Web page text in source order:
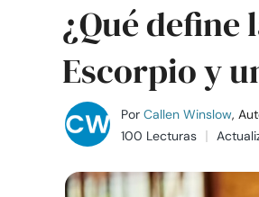
¿Qué
Escorpio y
Por Callen Winslow,
100 Lecturas